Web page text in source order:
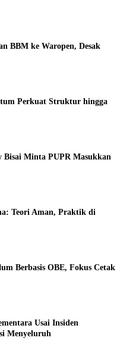
BBM ke Waropen, Desak
Perkuat Struktur hingga
Minta PUPR Masukkan
Teori Aman, Praktik di
Berbasis OBE, Fokus Cetak
Usai Insiden
Menyeluruh